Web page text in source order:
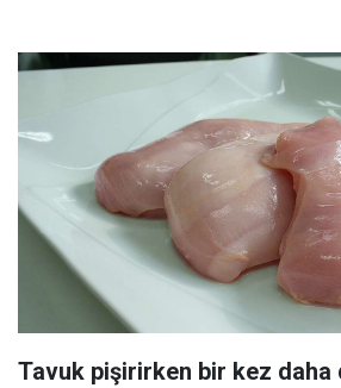
Tavuk pişirirken bir kez daha